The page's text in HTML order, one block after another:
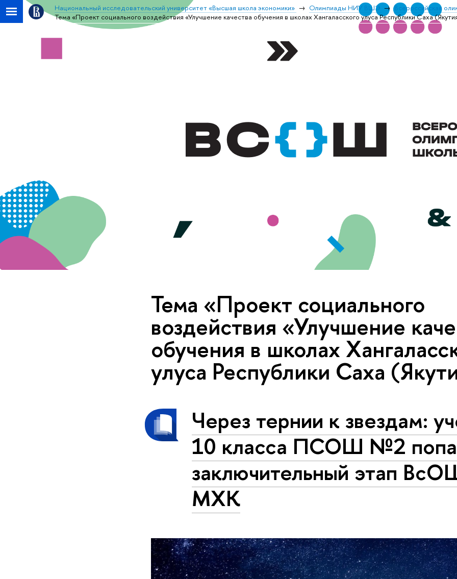
Национальный исследовательский университет «Высшая школа экономики» Олимпиады НИУ ВШЭ
Всероссийская
Тема «Проект социального воздействия «Улучшение качества обучения в школах Хангаласского улуса Республики Саха
Тема «Проект социального
воздействия «Улучшение
обучения в школах
улуса Республики Саха
Через тернии к звездам:
10 класса ПСОШ №2
заключительный этап
МХК